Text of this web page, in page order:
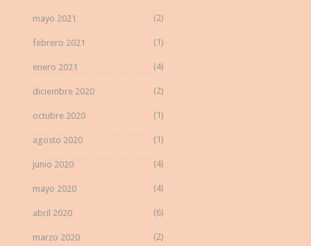
mayo 2021 (2)
febrero 2021 (1)
enero 2021 (4)
diciembre 2020 (2)
octubre 2020 (1)
agosto 2020 (1)
junio 2020 (4)
mayo 2020 (4)
abril 2020 (6)
marzo 2020 (2)